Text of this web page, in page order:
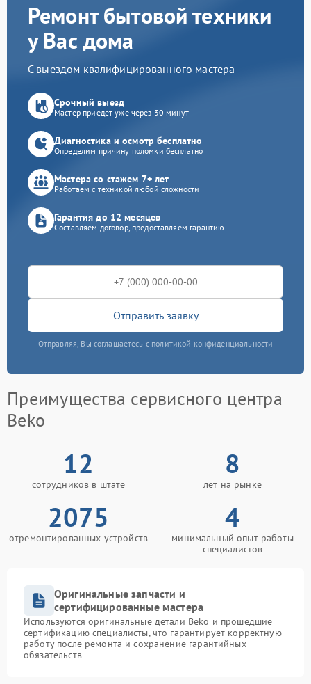
Ремонт бытовой техники
у Вас дома
С выездом квалифицированного мастера
Срочный выезд
Мастер приедет уже через 30 минут
Диагностика и осмотр бесплатно
Определим причину поломки бесплатно
Мастера со стажем 7+ лет
Работаем с техникой любой сложности
Гарантия до 12 месяцев
Составляем договор, предоставляем гарантию
Отправить заявку
Отправляя, Вы соглашаетесь с политикой конфиденциальности
Преимущества сервисного центра
Beko
12
сотрудников в штате
8
лет на рынке
2075
отремонтированных устройств
4
минимальный опыт работы
специалистов
Оригинальные запчасти и
сертифицированные мастера
Используются оригинальные детали Beko и прошедшие
сертификацию специалисты, что гарантирует корректную
работу после ремонта и сохранение гарантийных
обязательств